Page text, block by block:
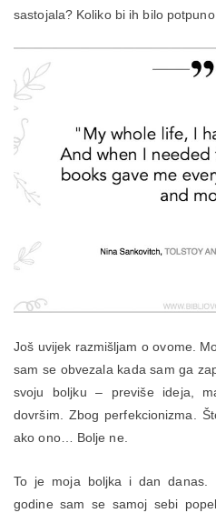
sastojala? Koliko bi ih bilo
Još uvijek razmišljam o ovome.
sam se obvezala kada sam ga
svoju boljku – previše ideja,
dovršim. Zbog perfekcionizma.
ako ono… Bolje ne.
To je moja boljka i dan danas.
godine sam se samoj sebi